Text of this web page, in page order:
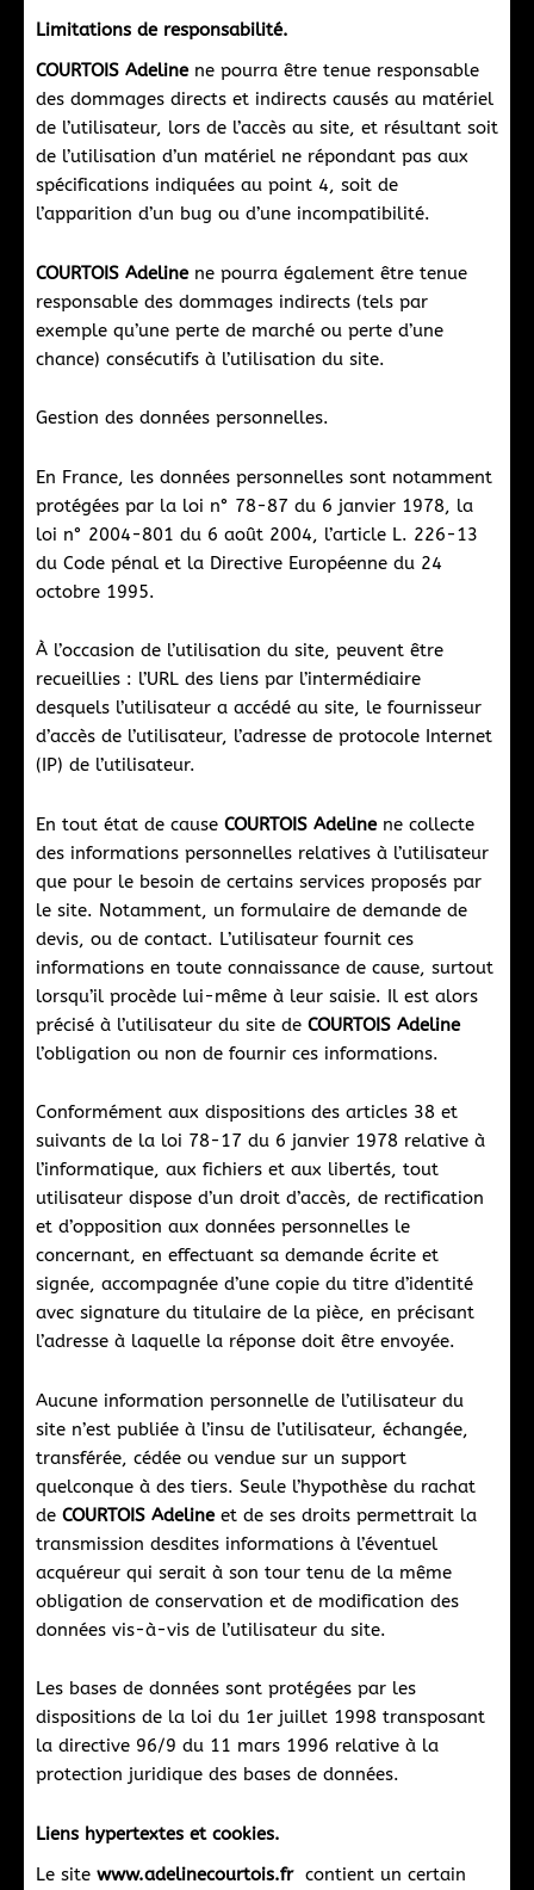
Limitations de responsabilité.
COURTOIS Adelinene pourra être tenue responsable
des dommages directs et indirects causés au matériel
de l’utilisateur, lors de l’accès au site, et résultant soit
de l’utilisation d’un matériel ne répondant pas aux
spécifications indiquées au point 4, soit de
l’apparition d’un bug ou d’une incompatibilité.
COURTOIS Adelinene pourra également être tenue
responsable des dommages indirects (tels par
exemple qu’une perte de marché ou perte d’une
chance) consécutifs à l’utilisation du site.
Gestion des données personnelles.
En France, les données personnelles sont notamment
protégées par la loi n° 78-87 du 6 janvier 1978, la
loi n° 2004-801 du 6 août 2004, l’article L. 226-13
du Code pénal et la Directive Européenne du 24
octobre 1995.
À l’occasion de l’utilisation du site, peuvent être
recueillies : l’URL des liens par l’intermédiaire
desquels l’utilisateur a accédé au site, le fournisseur
d’accès de l’utilisateur, l’adresse de protocole Internet
(IP) de l’utilisateur.
En tout état de cause COURTOIS Adelinene collecte
des informations personnelles relatives à l’utilisateur
que pour le besoin de certains services proposés par
le site. Notamment, un formulaire de demande de
devis, ou de contact. L’utilisateur fournit ces
informations en toute connaissance de cause, surtout
lorsqu’il procède lui-même à leur saisie. Il est alors
précisé à l’utilisateur du site de COURTOIS Adeline
l’obligation ou non de fournir ces informations.
Conformément aux dispositions des articles 38 et
suivants de la loi 78-17 du 6 janvier 1978 relative à
l’informatique, aux fichiers et aux libertés, tout
utilisateur dispose d’un droit d’accès, de rectification
et d’opposition aux données personnelles le
concernant, en effectuant sa demande écrite et
signée, accompagnée d’une copie du titre d’identité
avec signature du titulaire de la pièce, en précisant
l’adresse à laquelle la réponse doit être envoyée.
Aucune information personnelle de l’utilisateur du
site n’est publiée à l’insu de l’utilisateur, échangée,
transférée, cédée ou vendue sur un support
quelconque à des tiers. Seule l’hypothèse du rachat
de COURTOIS Adelineet de ses droits permettrait la
transmission desdites informations à l’éventuel
acquéreur qui serait à son tour tenu de la même
obligation de conservation et de modification des
données vis-à-vis de l’utilisateur du site.
Les bases de données sont protégées par les
dispositions de la loi du 1er juillet 1998 transposant
la directive 96/9 du 11 mars 1996 relative à la
protection juridique des bases de données.
Liens hypertextes et cookies.
Le site www.adelinecourtois.fr contient un certain